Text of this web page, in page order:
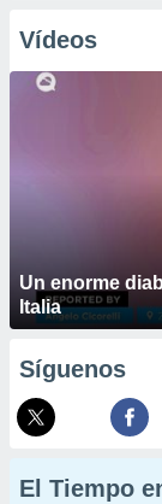
Vídeos
Un enorme
Italia
Síguenos
El Tiempo